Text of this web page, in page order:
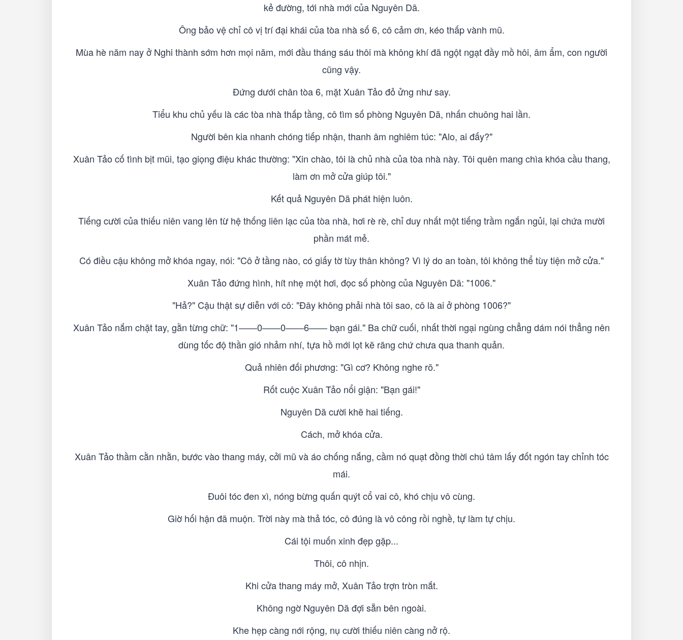
kẻ đường, tới nhà mới của Nguyên Dã.
Ông bảo vệ chỉ cô vị trí đại khái của tòa nhà số 6, cô cảm ơn, kéo thấp vành mũ.
Mùa hè năm nay ở Nghi thành sớm hơn mọi năm, mới đầu tháng sáu thôi mà không khí đã ngột ngạt đầy mồ hôi, âm ẩm, con người
cũng vậy.
Đứng dưới chân tòa 6, mặt Xuân Tảo đỏ ửng như say.
Tiểu khu chủ yếu là các tòa nhà thấp tầng, cô tìm số phòng Nguyên Dã, nhấn chuông hai lần.
Người bên kia nhanh chóng tiếp nhận, thanh âm nghiêm túc: "Alo, ai đấy?"
Xuân Tảo cố tình bịt mũi, tạo giọng điệu khác thường: "Xin chào, tôi là chủ nhà của tòa nhà này. Tôi quên mang chìa khóa cầu thang,
làm ơn mở cửa giúp tôi."
Kết quả Nguyên Dã phát hiện luôn.
Tiếng cười của thiếu niên vang lên từ hệ thống liên lạc của tòa nhà, hơi rè rè, chỉ duy nhất một tiếng trầm ngắn ngủi, lại chứa mười
phần mát mẻ.
Có điều cậu không mở khóa ngay, nói: "Cô ở tầng nào, có giấy tờ tùy thân không? Vì lý do an toàn, tôi không thể tùy tiện mở cửa."
Xuân Tảo đứng hình, hít nhẹ một hơi, đọc số phòng của Nguyên Dã: "1006."
"Hả?" Cậu thật sự diễn với cô: "Đây không phải nhà tôi sao, cô là ai ở phòng 1006?"
Xuân Tảo nắm chặt tay, gằn từng chữ: "1——0——0——6—— bạn gái." Ba chữ cuối, nhất thời ngại ngùng chẳng dám nói thẳng nên
dùng tốc độ thần gió nhảm nhí, tựa hồ mới lọt kẽ răng chứ chưa qua thanh quản.
Quả nhiên đối phương: "Gì cơ? Không nghe rõ."
Rốt cuộc Xuân Tảo nổi giận: "Bạn gái!"
Nguyên Dã cười khẽ hai tiếng.
Cách, mở khóa cửa.
Xuân Tảo thầm cằn nhằn, bước vào thang máy, cởi mũ và áo chống nắng, cầm nó quạt đồng thời chú tâm lấy đốt ngón tay chỉnh tóc
mái.
Đuôi tóc đen xì, nóng bừng quấn quýt cổ vai cô, khó chịu vô cùng.
Giờ hối hận đã muộn. Trời này mà thả tóc, cô đúng là vô công rồi nghề, tự làm tự chịu.
Cái tội muốn xinh đẹp gặp...
Thôi, cô nhịn.
Khi cửa thang máy mở, Xuân Tảo trợn tròn mắt.
Không ngờ Nguyên Dã đợi sẵn bên ngoài.
Khe hẹp càng nới rộng, nụ cười thiếu niên càng nở rộ.